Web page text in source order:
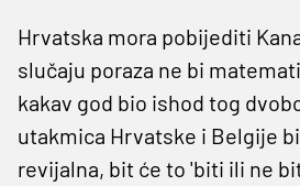
Hrvatska mora pobijediti
slučaju poraza ne bi
kakav god bio ishod tog
utakmica Hrvatske i Belgije
revijalna, bit će to 'biti ili ne